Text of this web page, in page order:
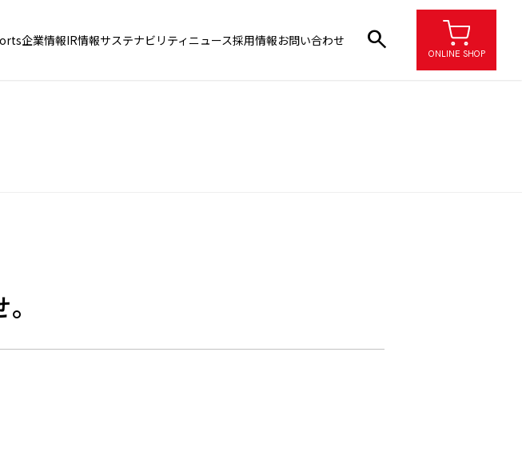
企業情報IR情報サステナビリティ ニュース採用情報お問い合わせ search
ONLINE SHOP